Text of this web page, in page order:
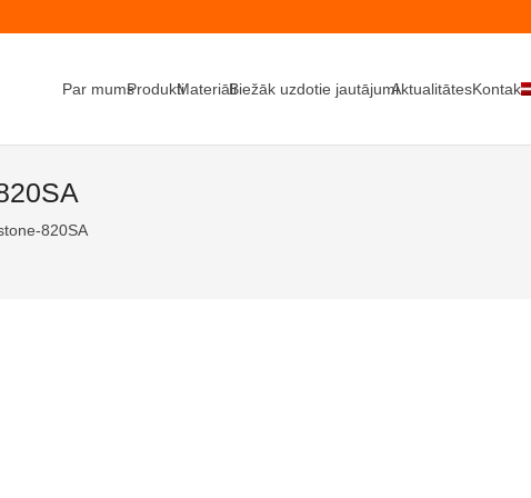
Par mumsProduktiMateriāliBiežāk uzdotie jautājumiAktualitātesKontakti
820SA